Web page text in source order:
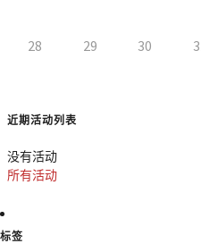
28 29 30
近期活动列表
没有活动
所有活动
标签